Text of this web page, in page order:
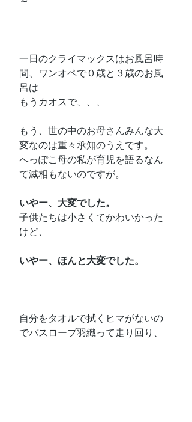
一日のクライマックスはお風呂時
間、ワンオペで０歳と３歳のお風
呂は
もうカオスで、、、
もう、世の中のお母さんみんな大
変なのは重々承知のうえです。
へっぽこ母の私が育児を語るなん
て滅相もないのですが。
いやー、大変でした。
子供たちは小さくてかわいかった
けど、
いやー、ほんと大変でした。
自分をタオルで拭くヒマがないの
でバスローブ羽織って走り回り、